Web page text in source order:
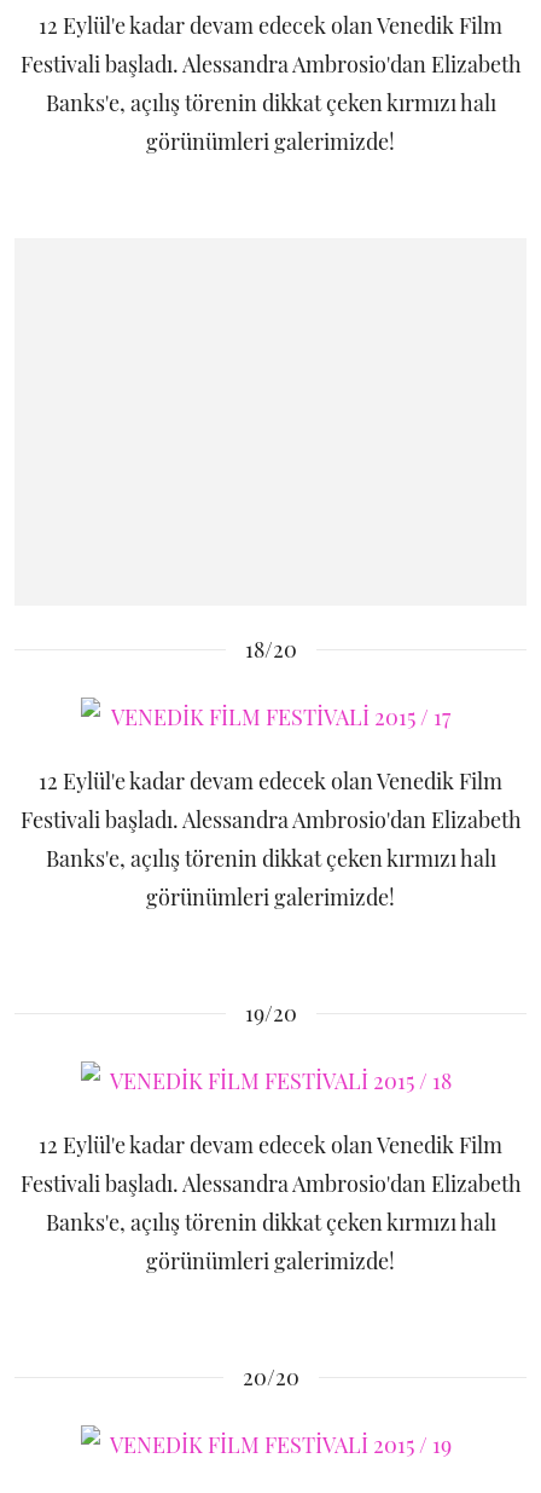
12 Eylül'e kadar devam edecek olan Venedik Film
Festivali başladı. Alessandra Ambrosio'dan Elizabeth
Banks'e, açılış törenin dikkat çeken kırmızı halı
görünümleri galerimizde!
18/20
12 Eylül'e kadar devam edecek olan Venedik Film
Festivali başladı. Alessandra Ambrosio'dan Elizabeth
Banks'e, açılış törenin dikkat çeken kırmızı halı
görünümleri galerimizde!
19/20
12 Eylül'e kadar devam edecek olan Venedik Film
Festivali başladı. Alessandra Ambrosio'dan Elizabeth
Banks'e, açılış törenin dikkat çeken kırmızı halı
görünümleri galerimizde!
20/20